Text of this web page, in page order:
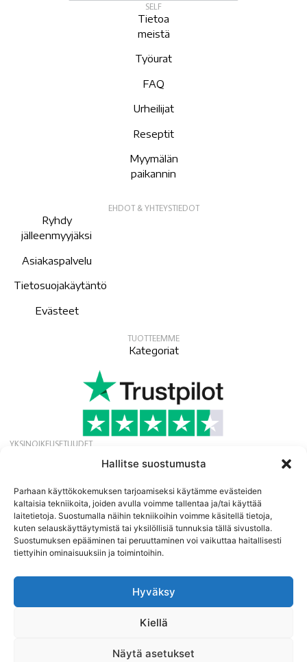
Hallitse suostumusta
Parhaan käyttökokemuksen tarjoamiseksi käytämme evästeiden
kaltaisia tekniikoita, joiden avulla voimme tallentaa ja/tai käyttää
laitetietoja. Suostumalla näihin tekniikoihin voimme käsitellä tietoja,
kuten selauskäyttäytymistä tai yksilöllisiä tunnuksia tällä sivustolla.
Suostumuksen epääminen tai peruuttaminen voi vaikuttaa haitallisesti
tiettyihin ominaisuuksiin ja toimintoihin.
Hyväksy
Kiellä
Näytä asetukset
SELF
Tietoa
meistä
Työurat
FAQ
Urheilijat
Reseptit
Myymälän
paikannin
EHDOT & YHTEYSTIEDOT
Ryhdy
jälleenmyyjäksi
Asiakaspalvelu
Tietosuojakäytäntö
Evästeet
TUOTTEEMME
Kategoriat
YKSINOIKEUSETUUDET
tarjouksia, uutisia ja tapahtumia.
Uutiskirje
Yrityksen alv-numero SE556641183001 | Speditionsvägen 45 |
www.13protein.com | +46-8-6457959.